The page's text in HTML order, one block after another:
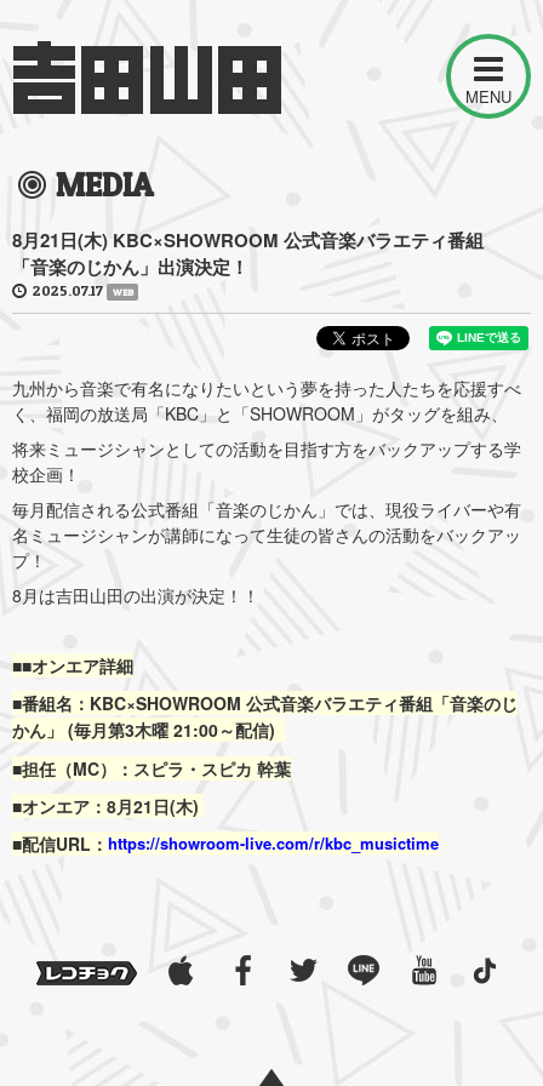
MENU
MEDIA
8月21日(木) KBC×SHOWROOM 公式音楽バラエティ番組
「音楽のじかん」出演決定！
2025.07.17 WEB
九州から音楽で有名になりたいという夢を持った人たちを応援すべ
く、福岡の放送局「KBC」と「SHOWROOM」がタッグを組み、
将来ミュージシャンとしての活動を目指す方をバックアップする学
校企画！
毎月配信される公式番組「音楽のじかん」では、現役ライバーや有
名ミュージシャンが講師になって生徒の皆さんの活動をバックアッ
プ！
8月は吉田山田の出演が決定！ ！
■■オンエア詳細
■番組名：KBC×SHOWROOM 公式音楽バラエティ番組「音楽のじ
かん」 (毎月第3木曜 21:00～配信)
■担任（MC）：スピラ・スピカ 幹葉
■オンエア：8月21日(木)
■配信URL： https://showroom-live.com/r/kbc_musictime